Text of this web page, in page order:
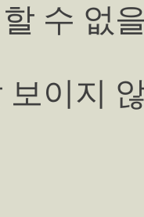
수 없
보이지